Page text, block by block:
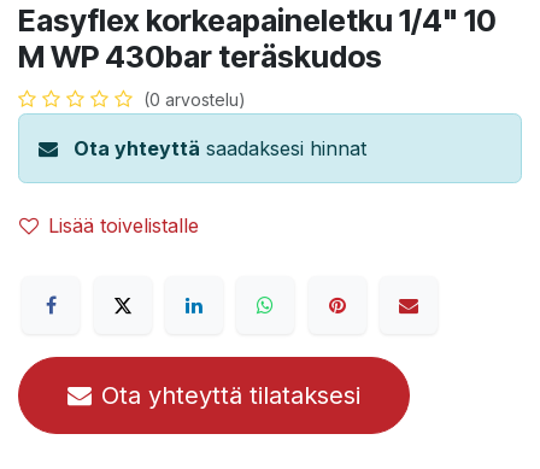
Easyflex korkeapaineletku 1/4" 10
M WP 430bar teräskudos
(0 arvostelu)
Ota yhteyttä saadaksesi hinnat
Lisää toivelistalle
Ota yhteyttä tilataksesi